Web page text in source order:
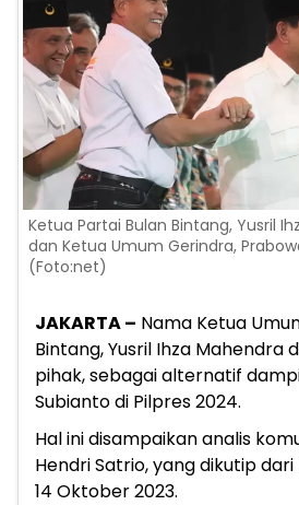
Ketua Partai Bulan Bintang, Yusril
dan Ketua Umum Gerindra,
(Foto:net)
JAKARTA – Nama Ketua
Bintang, Yusril Ihza Mahendra
pihak, sebagai alternatif
Subianto di Pilpres 2024.
Hal ini disampaikan analis
Hendri Satrio, yang dikutip
14 Oktober 2023.